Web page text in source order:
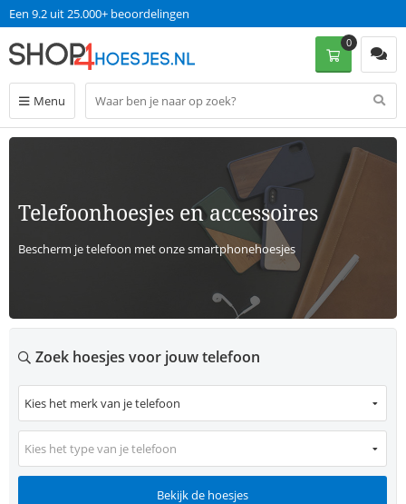
Een 9.2 uit 25.000+ beoordelingen
Menu
0
Telefoonhoesjes en accessoires
Bescherm je telefoon met onze smartphonehoesjes
Zoek hoesjes voor jouw telefoon
Kies het type van je telefoon
Bekijk de hoesjes